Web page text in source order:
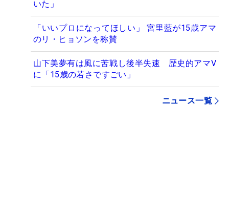
いた」
「いいプロになってほしい」 宮里藍が15歳アマ
のリ・ヒョソンを称賛
山下美夢有は風に苦戦し後半失速 歴史的アマV
に「15歳の若さですごい」
ニュース一覧